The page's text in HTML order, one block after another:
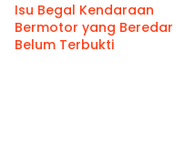
Isu Begal Kendaraan
Bermotor yang Beredar
Belum Terbukti